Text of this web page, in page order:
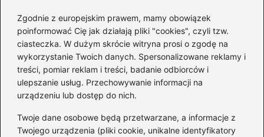
Zgodnie z europejskim prawem, mamy obowiązek
poinformować Cię jak działają pliki "cookies", czyli tzw.
ciasteczka. W dużym skrócie witryna prosi o zgodę na
wykorzystanie Twoich danych. Spersonalizowane reklamy i
treści, pomiar reklam i treści, badanie odbiorców i
ulepszanie usług. Przechowywanie informacji na
urządzeniu lub dostęp do nich.
Twoje dane osobowe będą przetwarzane, a informacje z
Twojego urządzenia (pliki cookie, unikalne identyfikatory
Adres email *
Witryna internetowa
Zapamiętaj moje dane w tej przeglądarce
podczas pisania kolejnych komentarzy.